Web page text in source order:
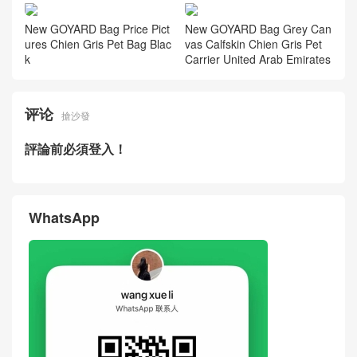
New GOYARD Bag Price Pict
ures Chien Gris Pet Bag Blac
k
New GOYARD Bag Grey Can
vas Calfskin Chien Gris Pet
Carrier United Arab Emirates
评论 搶沙發
評論前必須登入！
WhatsApp